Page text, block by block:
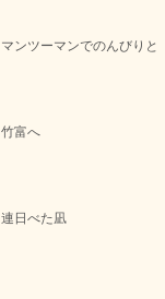
マンツーマンでのんびりと
竹富へ
連日べた凪